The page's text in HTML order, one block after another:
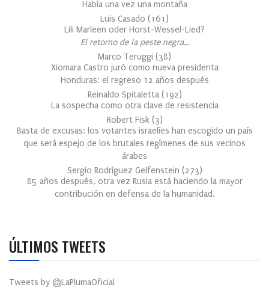
Había una vez una montaña
Luis Casado (161 )
Lili Marleen oder Horst-Wessel-Lied?
El retorno de la peste negra…
Marco Teruggi (38)
Xiomara Castro juró como nueva presidenta
Honduras: el regreso 12 años después
Reinaldo Spitaletta (192)
La sospecha como otra clave de resistencia
Robert Fisk (3)
Basta de excusas: los votantes israelíes han escogido un país
que será espejo de los brutales regímenes de sus vecinos
árabes
Sergio Rodríguez Gelfenstein (273)
85 años después, otra vez Rusia está haciendo la mayor
contribución en defensa de la humanidad.
ÚLTIMOS TWEETS
Tweets by @LaPlumaOficial